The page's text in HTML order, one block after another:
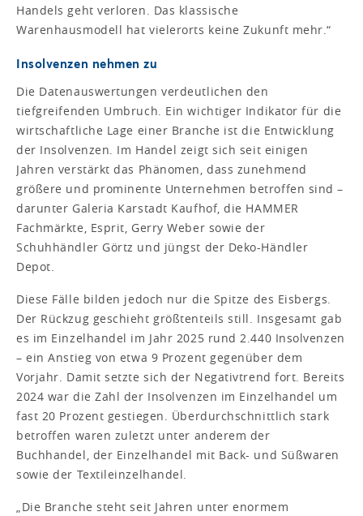
Handels geht verloren. Das klassische
Warenhausmodell hat vielerorts keine Zukunft mehr.“
Insolvenzen nehmen zu
Die Datenauswertungen verdeutlichen den
tiefgreifenden Umbruch. Ein wichtiger Indikator für die
wirtschaftliche Lage einer Branche ist die Entwicklung
der Insolvenzen. Im Handel zeigt sich seit einigen
Jahren verstärkt das Phänomen, dass zunehmend
größere und prominente Unternehmen betroffen sind –
darunter Galeria Karstadt Kaufhof, die HAMMER
Fachmärkte, Esprit, Gerry Weber sowie der
Schuhhändler Görtz und jüngst der Deko-Händler
Depot.
Diese Fälle bilden jedoch nur die Spitze des Eisbergs.
Der Rückzug geschieht größtenteils still. Insgesamt gab
es im Einzelhandel im Jahr 2025 rund 2.440 Insolvenzen
– ein Anstieg von etwa 9 Prozent gegenüber dem
Vorjahr. Damit setzte sich der Negativtrend fort. Bereits
2024 war die Zahl der Insolvenzen im Einzelhandel um
fast 20 Prozent gestiegen. Überdurchschnittlich stark
betroffen waren zuletzt unter anderem der
Buchhandel, der Einzelhandel mit Back- und Süßwaren
sowie der Textileinzelhandel.
„Die Branche steht seit Jahren unter enormem